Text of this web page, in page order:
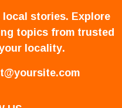
stories. Explore
topics from trusted
locality.